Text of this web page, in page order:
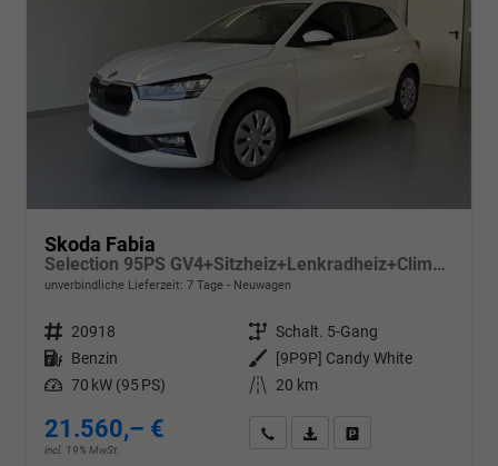
Skoda Fabia
Selection 95PS GV4+Sitzheiz+Lenkradheiz+Climatronic+Sunset+AppConnect+PDC
unverbindliche Lieferzeit: 7 Tage Neuwagen
Fahrzeugnr. 20918 Getriebe Schalt. 5-Gang
Kraftstoff Benzin Außenfarbe
[9P9P] Candy White
Leistung 70 kW (95 PS) Kilometerstand 20 km
21.560,– €
incl. 19% MwSt.
Wir rufen Sie anPDF-Datei, Fahrzeugexposé